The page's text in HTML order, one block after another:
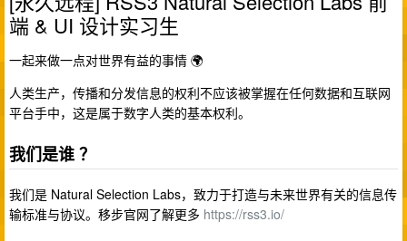
端 & UI 设计实习生
一起来做一点对世界有益的事情 🌍
人类生产，传播和分发信息的权利不应该被掌握在任何数据和互联网
平台手中，这是属于数字人类的基本权利。
我们是谁 ？
我们是 Natural Selection Labs，致力于打造与未来世界有关的信息传
输标准与协议。移步官网了解更多 https://rss3.io/